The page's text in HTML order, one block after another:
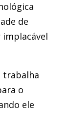
de
implacável
trabalha
o
ele